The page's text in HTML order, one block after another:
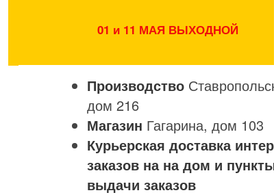
01 и 11 МАЯ ВЫХОДНОЙ
Производство
дом 216
Магазин Гагарина, дом 103
Курьерская доставка
заказов на на дом и пункты
выдачи заказов